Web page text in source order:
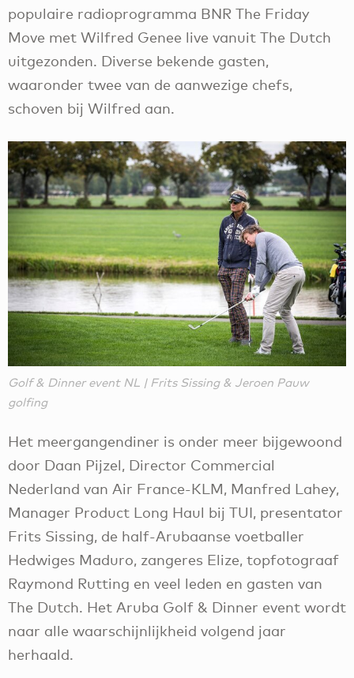
populaire radioprogramma BNR The Friday
Move met Wilfred Genee live vanuit The Dutch
uitgezonden. Diverse bekende gasten,
waaronder twee van de aanwezige chefs,
schoven bij Wilfred aan.
Golf & Dinner event NL | Frits Sissing & Jeroen Pauw
golfing
Het meergangendiner is onder meer bijgewoond
door Daan Pijzel, Director Commercial
Nederland van Air France-KLM, Manfred Lahey,
Manager Product Long Haul bij TUI, presentator
Frits Sissing, de half-Arubaanse voetballer
Hedwiges Maduro, zangeres Elize, topfotograaf
Raymond Rutting en veel leden en gasten van
The Dutch. Het Aruba Golf & Dinner event wordt
naar alle waarschijnlijkheid volgend jaar
herhaald.